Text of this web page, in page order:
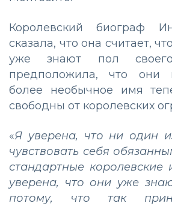
Королевский биограф
сказала, что она считает,
уже знают пол
предположила, что они
более необычное имя
свободны от королевских
«Я уверена, что ни один
чувствовать себя
стандартные
уверена, что они уже
потому, что так